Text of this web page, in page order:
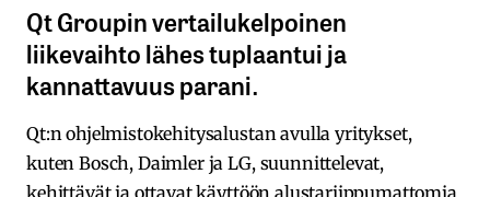
Qt Groupin vertailukelpoinen
liikevaihto lähes tuplaantui ja
kannattavuus parani.
Qt:n ohjelmistokehitysalustan avulla yritykset,
kuten Bosch, Daimler ja LG, suunnittelevat,
kehittävät ja ottavat käyttöön alustariippumattomia